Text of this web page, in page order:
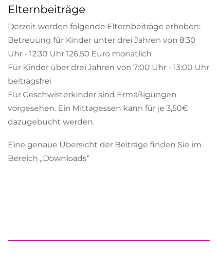
Elternbeiträge
Derzeit werden folgende Elternbeiträge erhoben:
Betreuung für Kinder unter drei Jahren von 8:30
Uhr - 12:30 Uhr 126,50 Euro monatlich
Für Kinder über drei Jahren von 7:00 Uhr - 13:00 Uhr
beitragsfrei
Für Geschwisterkinder sind Ermäßigungen
vorgesehen. Ein Mittagessen kann für je 3,50€
dazugebucht werden.
Eine genaue Übersicht der Beiträge finden Sie im
Bereich „Downloads“